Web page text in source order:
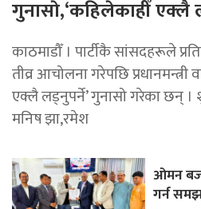
गुनासाे,‘कहिलेकाहीँ एक्लै
काठमाडौँ । पार्टीकै सांसदहरूले
तीव्र आचोलना गरेपछि प्रधानमन्त्री
एक्लै लड्नुपर्ने’ गुनासो गरेका छन् ।
मनिष झा,रमेश
ओमन
गर्न